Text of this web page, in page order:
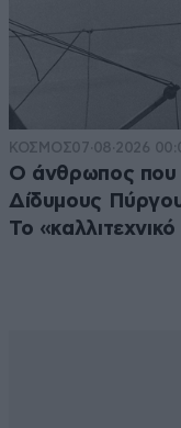
ΚΟΣΜΟΣ07·08·2026
Ο άνθρωπος που
Δίδυμους
Το